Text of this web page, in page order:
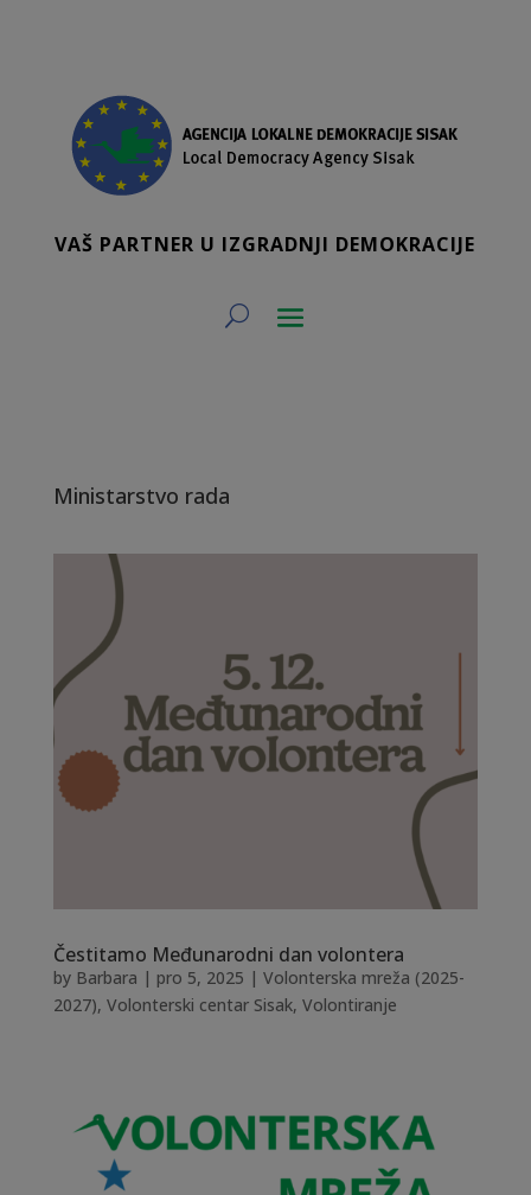
VAŠ PARTNER U IZGRADNJI DEMOKRACIJE
Ministarstvo rada
Čestitamo Međunarodni dan volontera
by Barbara | pro 5, 2025 | Volonterska mreža (2025-
2027), Volonterski centar Sisak, Volontiranje